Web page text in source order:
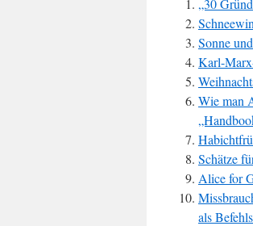
„30
Sonne
Karl-
Wie man
Schätze
Alice for
als